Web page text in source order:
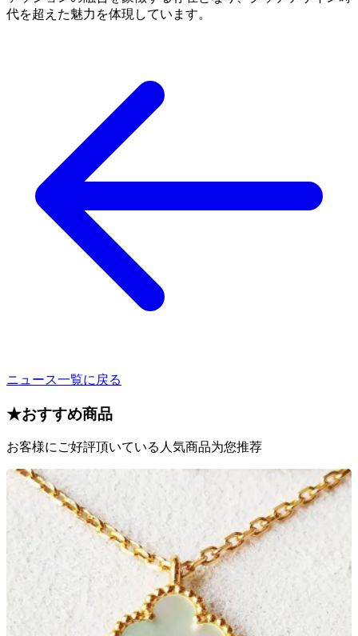
代を超えた魅力を体現しています。
ニュース一覧に戻る
★おすすめ商品
お客様にご好評頂いている人気商品为您推荐